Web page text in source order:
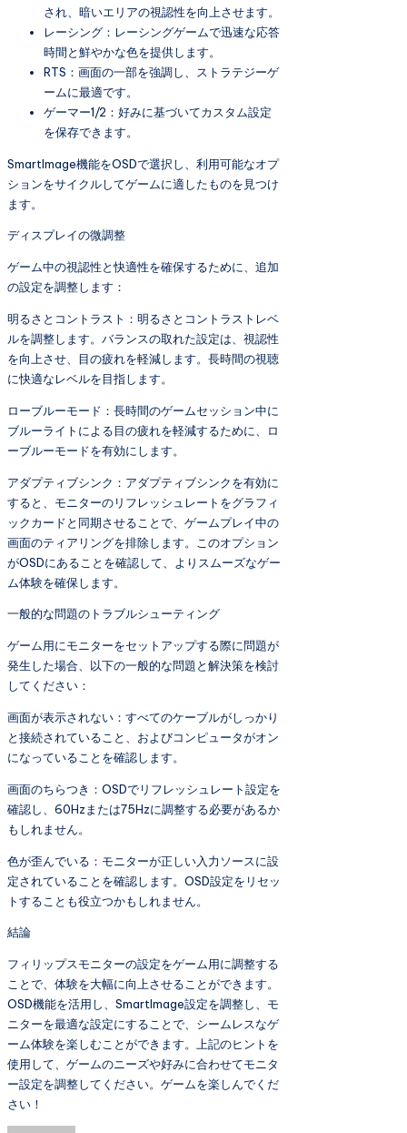
され、暗いエリアの視認性を向上させます。
レーシング：レーシングゲームで迅速な応答
時間と鮮やかな色を提供します。
RTS：画面の一部を強調し、ストラテジーゲ
ームに最適です。
ゲーマー1/2：好みに基づいてカスタム設定
を保存できます。
SmartImage機能をOSDで選択し、利用可能なオプ
ションをサイクルしてゲームに適したものを見つけ
ます。
ディスプレイの微調整
ゲーム中の視認性と快適性を確保するために、追加
の設定を調整します：
明るさとコントラスト：明るさとコントラストレベ
ルを調整します。バランスの取れた設定は、視認性
を向上させ、目の疲れを軽減します。長時間の視聴
に快適なレベルを目指します。
ローブルーモード：長時間のゲームセッション中に
ブルーライトによる目の疲れを軽減するために、ロ
ーブルーモードを有効にします。
アダプティブシンク：アダプティブシンクを有効に
すると、モニターのリフレッシュレートをグラフィ
ックカードと同期させることで、ゲームプレイ中の
画面のティアリングを排除します。このオプション
がOSDにあることを確認して、よりスムーズなゲー
ム体験を確保します。
一般的な問題のトラブルシューティング
ゲーム用にモニターをセットアップする際に問題が
発生した場合、以下の一般的な問題と解決策を検討
してください：
画面が表示されない：すべてのケーブルがしっかり
と接続されていること、およびコンピュータがオン
になっていることを確認します。
画面のちらつき：OSDでリフレッシュレート設定を
確認し、60Hzまたは75Hzに調整する必要があるか
もしれません。
色が歪んでいる：モニターが正しい入力ソースに設
定されていることを確認します。OSD設定をリセッ
トすることも役立つかもしれません。
結論
フィリップスモニターの設定をゲーム用に調整する
ことで、体験を大幅に向上させることができます。
OSD機能を活用し、SmartImage設定を調整し、モ
ニターを最適な設定にすることで、シームレスなゲ
ーム体験を楽しむことができます。上記のヒントを
使用して、ゲームのニーズや好みに合わせてモニタ
ー設定を調整してください。ゲームを楽しんでくだ
さい！